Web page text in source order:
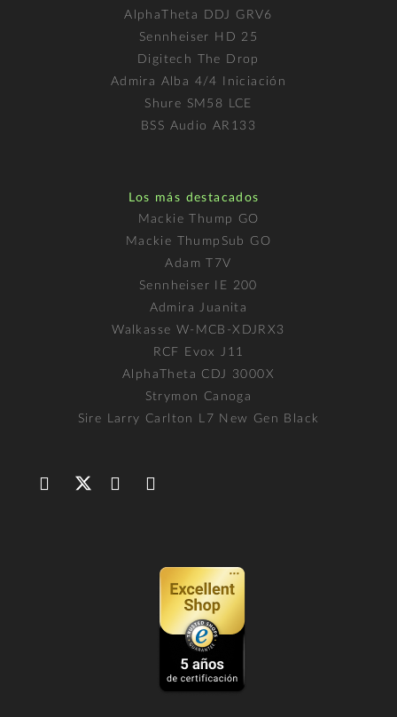
AlphaTheta DDJ GRV6
Sennheiser HD 25
Digitech The Drop
Admira Alba 4/4 Iniciación
Shure SM58 LCE
BSS Audio AR133
Los más destacados
Mackie Thump GO
Mackie ThumpSub GO
Adam T7V
Sennheiser IE 200
Admira Juanita
Walkasse W-MCB-XDJRX3
RCF Evox J11
AlphaTheta CDJ 3000X
Strymon Canoga
Sire Larry Carlton L7 New Gen Black